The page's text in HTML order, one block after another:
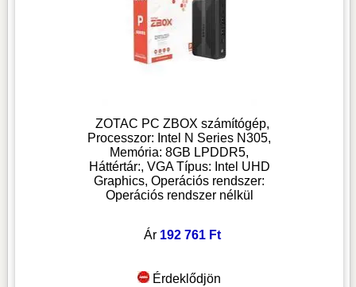
ZOTAC PC ZBOX számítógép,
Processzor: Intel N Series N305,
Memória: 8GB LPDDR5,
Háttértár:, VGA Típus: Intel UHD
Graphics, Operációs rendszer:
Operációs rendszer nélkül
Ár 192 761 Ft
Érdeklődjön